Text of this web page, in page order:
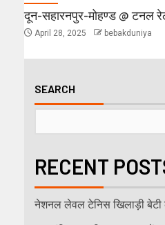
दून-सहारनपुर-मोहण्ड @ टनल
April 28, 2025 bebakduniya
SEARCH
RECENT
नेशनल लेवल टेनिस खिलाड़ी बेटी